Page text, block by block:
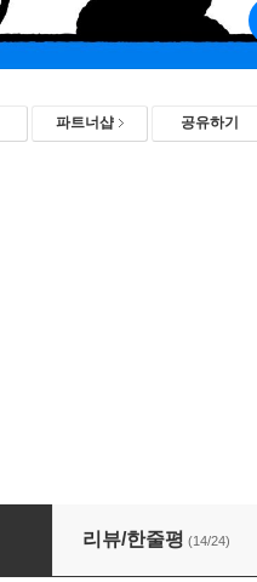
파트너샵 공유하기
리뷰/한줄평 (14/24)